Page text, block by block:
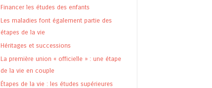
Financer les études des enfants
Les maladies font également partie des
étapes de la vie
Héritages et successions
La première union « officielle » : une étape
de la vie en couple
Étapes de la vie : les études supérieures